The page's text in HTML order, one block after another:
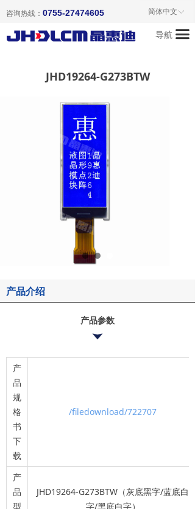
끀
首页
关于我们
ꀅ
简体中文
咨询热线： 0755-27474605
导航
产品介绍
产品参数
产
品
规
格
书
下
载
/filedownload/722707
产
品
型
JHD19264-G273BTW（灰底黑字/蓝底白
字/黑底白字）
JHD19264-G273BTW